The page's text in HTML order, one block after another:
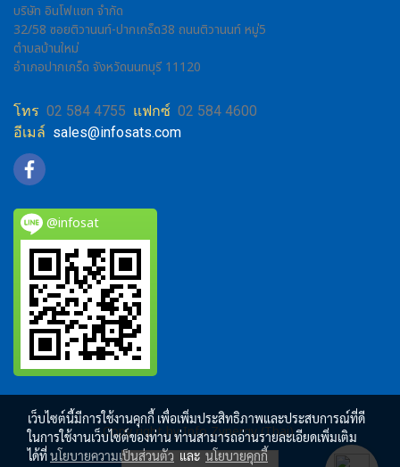
บริษัท อินโฟแซท จำกัด
32/58 ซอยติวานนท์-ปากเกร็ด38 ถนนติวานนท์ หมู่5
ตำบลบ้านใหม่
อำเภอปากเกร็ด จังหวัดนนทบุรี 11120
โทร 02 584 4755 แฟกซ์ 02 584 4600
อีเมล์ sales@infosats.com
@infosat
Copy right by Info Zynergy (Thai)
ผู้เข้าชมวันนี้ 512
เว็บไซต์นี้มีการใช้งานคุกกี้ เพื่อเพิ่มประสิทธิภาพและประสบการณ์ที่ดี
ในการใช้งานเว็บไซต์ของท่าน ท่านสามารถอ่านรายละเอียดเพิ่มเติม
ได้ที่นโยบายความเป็นส่วนตัวและนโยบายคุกกี้